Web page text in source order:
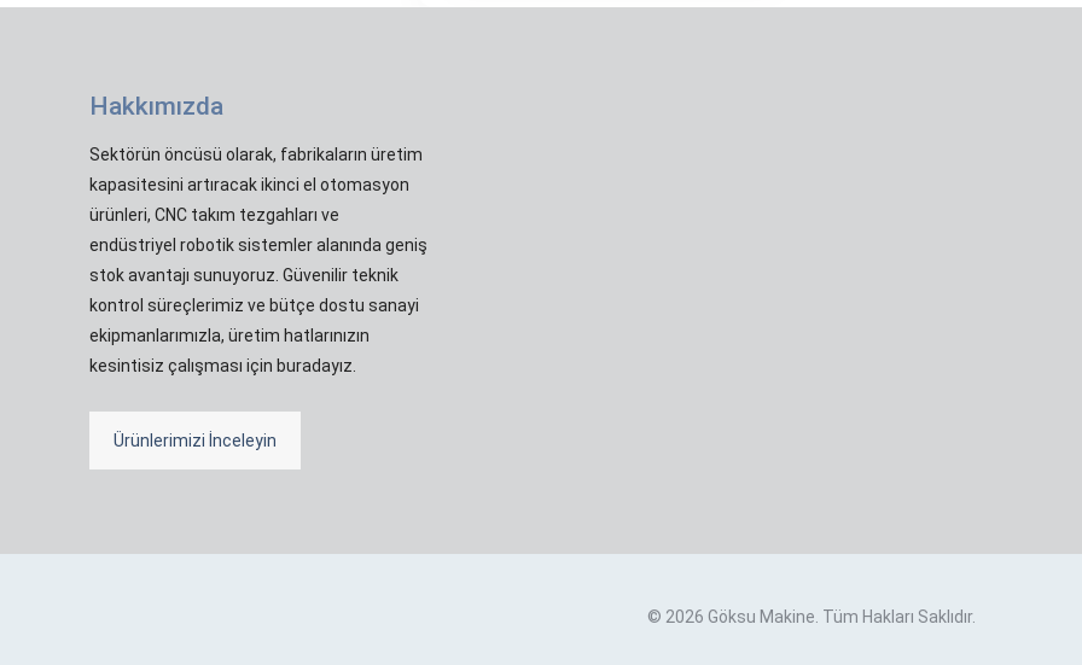
Hakkımızda
Sektörün öncüsü olarak, fabrikaların üretim
kapasitesini artıracak ikinci el otomasyon
ürünleri, CNC takım tezgahları ve
endüstriyel robotik sistemler alanında geniş
stok avantajı sunuyoruz. Güvenilir teknik
kontrol süreçlerimiz ve bütçe dostu sanayi
ekipmanlarımızla, üretim hatlarınızın
kesintisiz çalışması için buradayız.
Ürünlerimizi İnceleyin